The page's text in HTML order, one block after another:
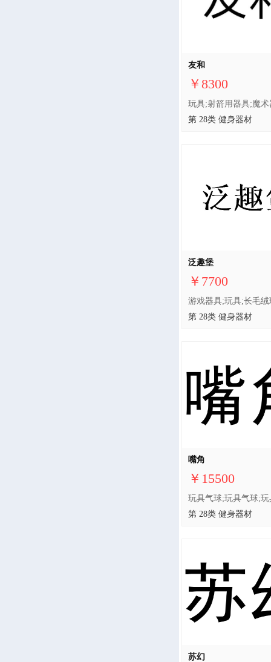
友和
￥8300
第 28类 健身器材
泛趣堡
￥7700
第 28类 健身器材
嘴角
￥15500
第 28类 健身器材
苏幻